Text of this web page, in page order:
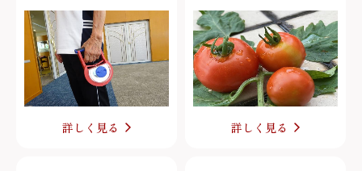
詳しく見る 詳しく見る